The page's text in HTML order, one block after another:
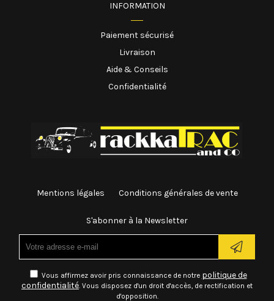
INFORMATION
Paiement sécurisé
Livraison
Aide & Conseils
Confidentialité
Mentions légales Conditions générales de vente
S'abonner à la Newsletter
Vous affirmez avoir pris connaissance de notre politique de
confidentialité. Vous disposez d'un droit d'accès, de rectification et
d'opposition.